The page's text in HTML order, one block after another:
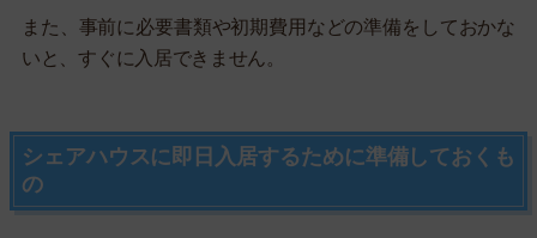
また、事前に必要書類や初期費用などの準備をしておかな
いと、すぐに入居できません。
シェアハウスに即日入居するために準備しておくも
の